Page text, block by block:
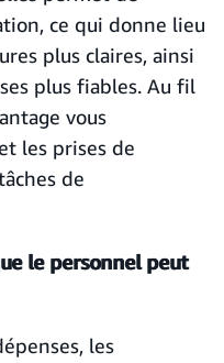
ce qui donne lieu
plus claires, ainsi
plus fiables. Au fil
vous
les prises de
de
le personnel peut
les